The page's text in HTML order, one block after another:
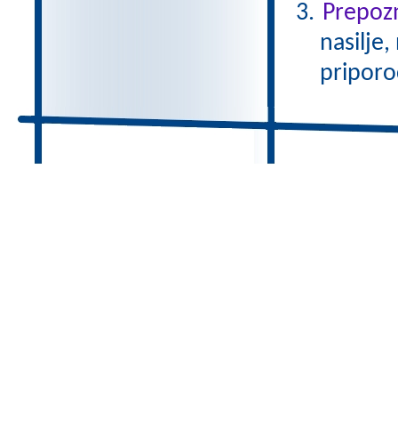
nasilje,